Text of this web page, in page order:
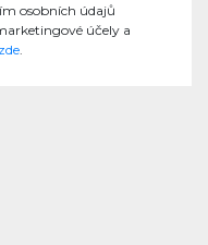
osobních údajů
účely a